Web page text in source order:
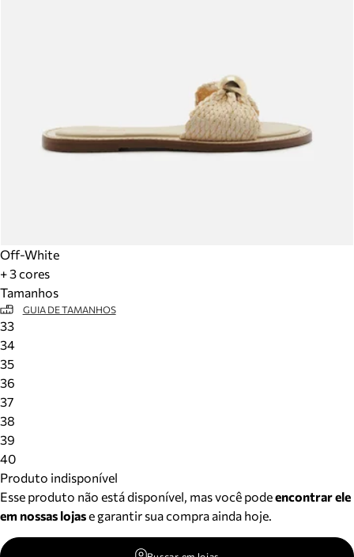
Off-White
+ 3 cores
Tamanhos
GUIA DE TAMANHOS
33
34
35
36
37
38
39
40
Produto indisponível
Esse produto não está disponível, mas você podeencontrar ele
em nossas lojase garantir sua compra ainda hoje.